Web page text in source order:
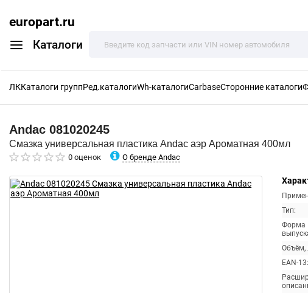
europart.ru
Каталоги
ЛККаталоги группРед.каталогиWh-каталогиCarbaseСторонние каталоги
Andac 081020245
Смазка универсальная пластика Andac аэр Ароматная 400мл
0 оценок О бренде Andac
Тип:
Форма
Объём,
EAN-13: